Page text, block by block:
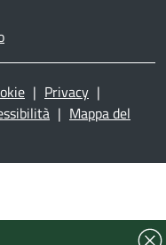
| Privacy |
| Mappa del